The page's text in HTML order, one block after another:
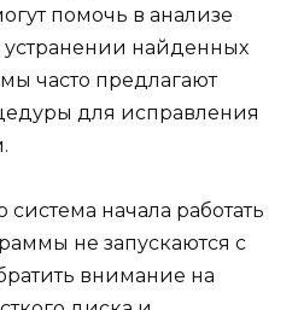
помочь в анализе
найденных
часто предлагают
для исправления
начала работать
не запускаются с
внимание на